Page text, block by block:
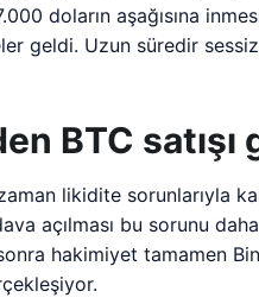
doların aşağısına
geldi. Uzun süredir
BTC satışı
likidite sorunlarıyla
açılması bu sorunu
hakimiyet tamamen